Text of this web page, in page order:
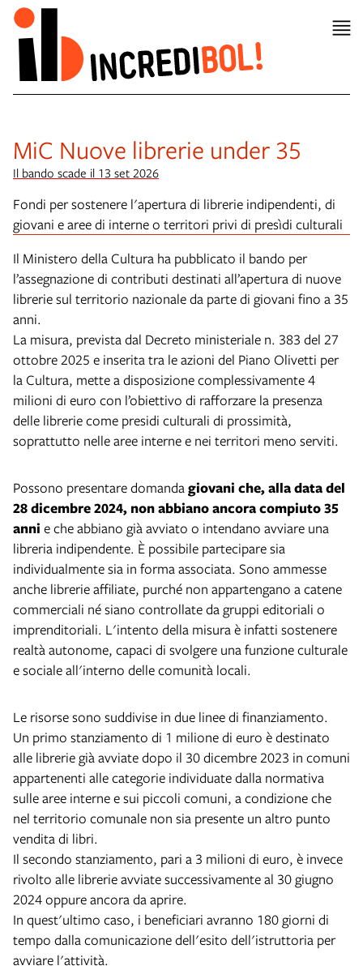
MiC Nuove librerie under 35
Il bando scade il 13 set 2026
Fondi per sostenere l'apertura di librerie indipendenti, di
giovani e aree di interne o territori privi di presìdi culturali
Il Ministero della Cultura ha pubblicato il bando per
l’assegnazione di contributi destinati all’apertura di nuove
librerie sul territorio nazionale da parte di giovani fino a 35
anni.
La misura, prevista dal Decreto ministeriale n. 383 del 27
ottobre 2025 e inserita tra le azioni del Piano Olivetti per
la Cultura, mette a disposizione complessivamente 4
milioni di euro con l’obiettivo di rafforzare la presenza
delle librerie come presidi culturali di prossimità,
soprattutto nelle aree interne e nei territori meno serviti.
Possono presentare domandagiovani che, alla data del
28 dicembre 2024, non abbiano ancora compiuto 35
anni e che abbiano già avviato o intendano avviare una
libreria indipendente. È possibile partecipare sia
individualmente sia in forma associata. Sono ammesse
anche librerie affiliate, purché non appartengano a catene
commerciali né siano controllate da gruppi editoriali o
imprenditoriali. L'intento della misura è infatti sostenere
realtà autonome, capaci di svolgere una funzione culturale
e sociale all'interno delle comunità locali.
Le risorse sono suddivise in due linee di finanziamento.
Un primo stanziamento di 1 milione di euro è destinato
alle librerie già avviate dopo il 30 dicembre 2023 in comuni
appartenenti alle categorie individuate dalla normativa
sulle aree interne e sui piccoli comuni, a condizione che
nel territorio comunale non sia presente un altro punto
vendita di libri.
Il secondo stanziamento, pari a 3 milioni di euro, è invece
rivolto alle librerie avviate successivamente al 30 giugno
2024 oppure ancora da aprire.
In quest'ultimo caso, i beneficiari avranno 180 giorni di
tempo dalla comunicazione dell'esito dell'istruttoria per
avviare l'attività.